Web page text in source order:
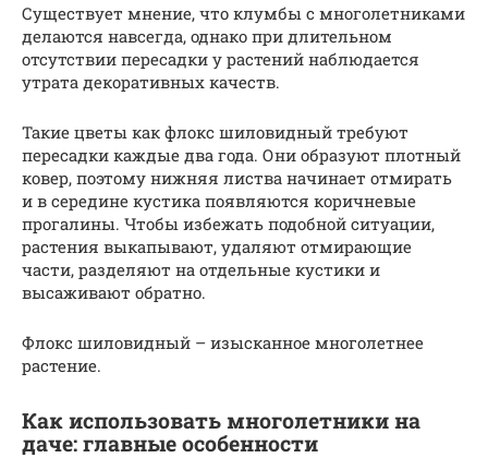
Существует мнение, что клумбы с многолетниками
делаются навсегда, однако при длительном
отсутствии пересадки у растений наблюдается
утрата декоративных качеств.
Такие цветы как флокс шиловидный требуют
пересадки каждые два года. Они образуют плотный
ковер, поэтому нижняя листва начинает отмирать
и в середине кустика появляются коричневые
прогалины. Чтобы избежать подобной ситуации,
растения выкапывают, удаляют отмирающие
части, разделяют на отдельные кустики и
высаживают обратно.
Флокс шиловидный – изысканное многолетнее
растение.
Как использовать многолетники на
даче: главные особенности